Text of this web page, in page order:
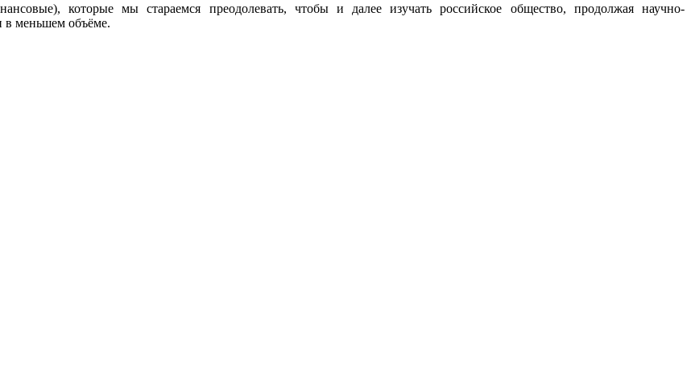
которые мы стараемся преодолевать, чтобы и далее изучать российское общество, продолжая научно-
в меньшем объёме.